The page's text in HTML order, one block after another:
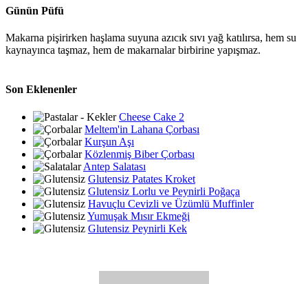
Günün Püfü
Makarna pişirirken haşlama suyuna azıcık sıvı yağ katılırsa, hem su
kaynayınca taşmaz, hem de makarnalar birbirine yapışmaz.
Son Eklenenler
Cheese Cake 2
Meltem'in Lahana Çorbası
Kurşun Aşı
Közlenmiş Biber Çorbası
Antep Salatası
Glutensiz Patates Kroket
Glutensiz Lorlu ve Peynirli Poğaça
Havuçlu Cevizli ve Üzümlü Muffinler
Yumuşak Mısır Ekmeği
Glutensiz Peynirli Kek